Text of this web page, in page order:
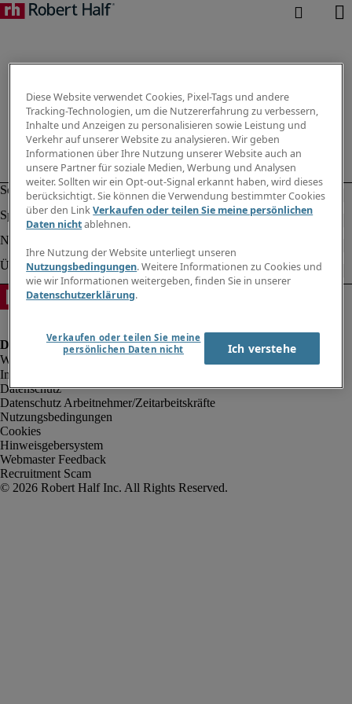
Impressum
Datenschutz
Datenschutz Arbeitnehmer/Zeitarbeitskräfte
Nutzungsbedingungen
Cookies
Hinweisgebersystem
Webmaster Feedback
Recruitment Scam
Diese Website verwendet Cookies, Pixel-Tags und andere
Tracking-Technologien, um die Nutzererfahrung zu verbessern,
Inhalte und Anzeigen zu personalisieren sowie Leistung und
Verkehr auf unserer Website zu analysieren. Wir geben
Informationen über Ihre Nutzung unserer Website auch an
unsere Partner für soziale Medien, Werbung und Analysen
weiter. Sollten wir ein Opt-out-Signal erkannt haben, wird dieses
berücksichtigt. Sie können die Verwendung bestimmter Cookies
über den LinkVerkaufen oder teilen Sie meine persönlichen
Daten nichtablehnen.
Ihre Nutzung der Website unterliegt unseren
Nutzungsbedingungen. Weitere Informationen zu Cookies und
wie wir Informationen weitergeben, finden Sie in unserer
Datenschutzerklärung.
Verkaufen oder teilen Sie meine
persönlichen Daten nicht
Ich verstehe